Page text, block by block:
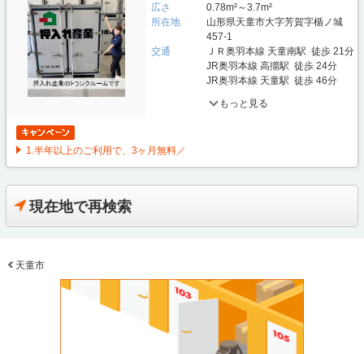
広さ
0.78m²～3.7m²
所在地
山形県天童市大字芳賀字楯ノ城
457-1
交通
ＪＲ奥羽本線 天童南駅 徒歩 21分
JR奥羽本線 高擶駅 徒歩 24分
JR奥羽本線 天童駅 徒歩 46分
もっと見る
1.半年以上のご利用で、3ヶ月無料／
現在地で再検索
天童市